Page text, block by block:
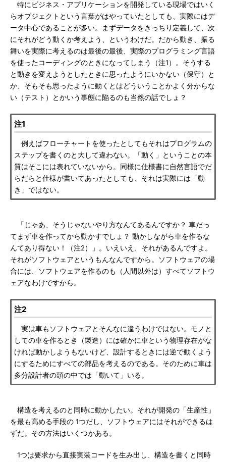
特にビジネス・アプリケーションを開発している現場ではいく
らオブジェクトという言葉がはやっていたとしても、実際にはデ
ータ中心であることが多い。まずデータをきっちり定義して、次
にそれがどう動くか考えよう、というわけだ。だから動き、振る
舞いを実際に考えるのは最後の最後、実際のプログラミング言語
を使ったコーディングのときになってしまう（注1）。そうする
と動きを変えようとしたときに思ったようにいかない（保守）と
か、そもそも思ったように動くとはどういうことかよく分からな
い（テスト）とかいう事態に陥るのも当然の話でしょ？
注1
例えばフローチャートを使ったとしてもそれはプログラムの
ステップを書くのと大して違わない。「動く」ということの本
質はそこには表れていないから。同様に仕様書に自然言語でだ
らだらと仕様が書いてあったとしても、それは実際には「動
き」ではない。
「じゃあ、そうじゃないやり方なんてあるんですか？ 車だっ
てまず車を作ってから動かすでしょ？ 動かしながら車を作るな
んてあり得ない！（注2）」。いえいえ、それがあるんですよ。
それがソフトウェアというもんなんですから。ソフトウェアの場
合には、ソフトウェアを作るのも（人間以外は）すべてソフトウ
ェアなわけですから。
注2
実は車もソフトウェアとそんなに違うわけではない。モノと
しての車を作るとき（製造）には確かに車という物理存在がな
ければ動かしようもないけど、設計するときには逆で動くよう
にするためにすべての部品を考えるのである。そのために車は
多分設計者の頭の中では「動いて」いる。
構造を考えるのと同時に動かしたい。それが開発の「生産性」
を最も高める手段の 1つだし、ソフトウェアにはそれができるは
ずだ。その方法はいくつかある。
1つは要求から直接実装コードを生み出し、構造を書くと同時